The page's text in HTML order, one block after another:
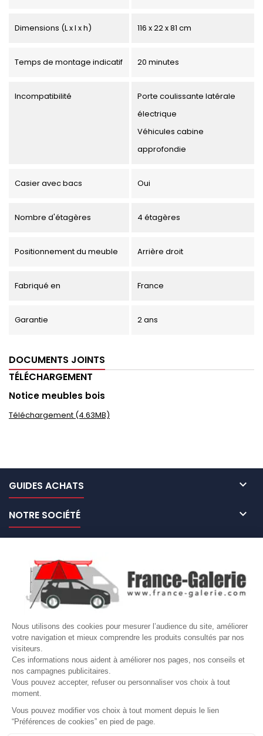
Nous utilisons des cookies pour mesurer l’audience du site, améliorer
votre navigation et mieux comprendre les produits consultés par nos
visiteurs.
Ces informations nous aident à améliorer nos pages, nos conseils et
nos campagnes publicitaires.
Vous pouvez accepter, refuser ou personnaliser vos choix à tout
moment.
Vous pouvez modifier vos choix à tout moment depuis le lien
“Préférences de cookies” en pied de page.
Gérer mes cookies
Dimensions (L x l x h) 116 x 22 x 81 cm
Temps de montage indicatif 20 minutes
Incompatibilité
Porte coulissante latérale
électrique
Véhicules cabine
approfondie
Casier avec bacs Oui
Nombre d'étagères 4 étagères
Positionnement du meuble Arrière droit
Fabriqué en France
Garantie 2 ans
DOCUMENTS JOINTS
TÉLÉCHARGEMENT
Notice meubles bois
Téléchargement (4.63MB)
GUIDES ACHATS 
NOTRE SOCIÉTÉ 
VOTRE COMPTE 
Site protégé par reCAPTCHA.
LETTRE D'INFORMATIONS